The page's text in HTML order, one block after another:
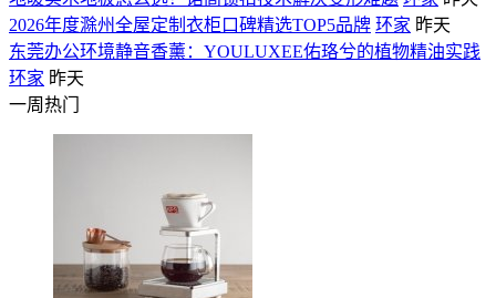
2026年度滁州全屋定制衣柜口碑精选TOP5品牌 环家 昨天
东莞办公环境静音香薰：YOULUXEE佑珞兮的植物精油实践
环家 昨天
一周热门